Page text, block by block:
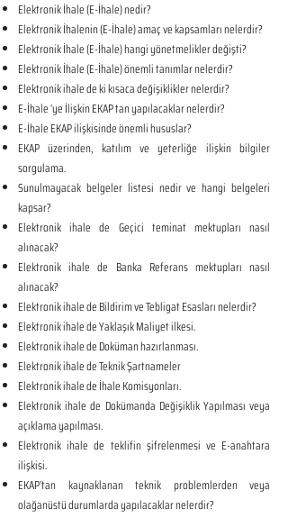
Elektronik İhale (E-İhale) nedir?
Elektronik İhalenin (E-İhale) amaç ve kapsamları nelerdir?
Elektronik İhale (E-İhale) hangi yönetmelikler değişti?
Elektronik İhale (E-İhale) önemli tanımlar nelerdir?
Elektronik ihale de ki kısaca değişiklikler nelerdir?
E-İhale ’ye İlişkin EKAP tan yapılacaklar nelerdir?
E-İhale EKAP ilişkisinde önemli hususlar?
EKAP üzerinden, katılım ve yeterliğe ilişkin bilgiler
sorgulama.
Sunulmayacak belgeler listesi nedir ve hangi belgeleri
kapsar?
Elektronik ihale de Geçici teminat mektupları nasıl
alınacak?
Elektronik ihale de Banka Referans mektupları nasıl
alınacak?
Elektronik ihale de Bildirim ve Tebligat Esasları nelerdir?
Elektronik ihale de Yaklaşık Maliyet ilkesi.
Elektronik ihale de Doküman hazırlanması.
Elektronik ihale de Teknik Şartnameler
Elektronik ihale de İhale Komisyonları.
Elektronik ihale de Dokümanda Değişiklik Yapılması veya
açıklama yapılması.
Elektronik ihale de teklifin şifrelenmesi ve E-anahtara
ilişkisi.
EKAP’tan kaynaklanan teknik problemlerden veya
olağanüstü durumlarda yapılacaklar nelerdir?